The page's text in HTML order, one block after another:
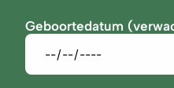
Geboortedatum